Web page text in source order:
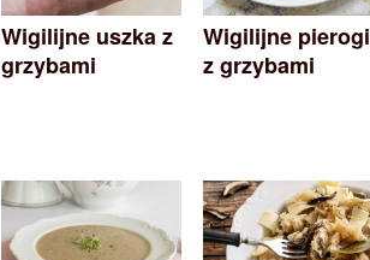
Wigilijne uszka z
grzybami
Wigilijne pierogi
z grzybami